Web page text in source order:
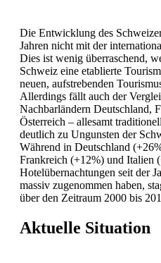
Die Entwicklung des
Jahren nicht mit der
Dies ist wenig überraschend,
Schweiz eine etablierte
neuen, aufstrebenden
Allerdings fällt auch der
Nachbarländern Deutschland,
Österreich – allesamt
deutlich zu Ungunsten der
Während in Deutschland
Frankreich (+12%) und Italien
Hotelübernachtungen seit der
massiv zugenommen haben,
über den Zeitraum 2000 bis
Aktuelle Situation